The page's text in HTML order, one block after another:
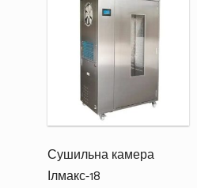
Сушильна камера
Ілмакс-18